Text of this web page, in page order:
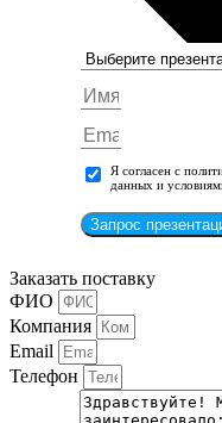
Я согласен с
данных и
Запрос
Заказать поставку
ФИО
Компания
Email
Телефон